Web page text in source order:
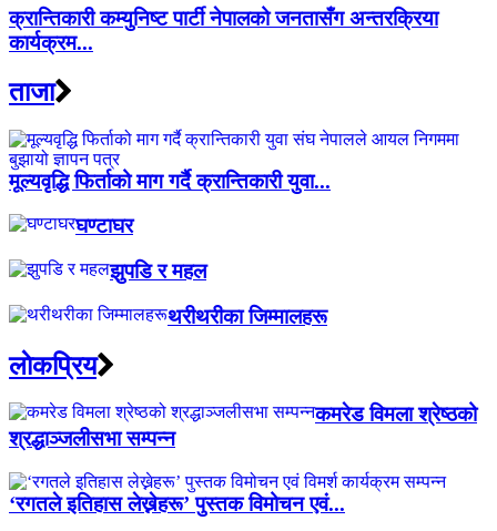
क्रान्तिकारी कम्युनिष्ट पार्टी नेपालको जनतासँग अन्तरक्रिया
कार्यक्रम...
ताजा
मूल्यवृद्धि फिर्ताको माग गर्दै क्रान्तिकारी युवा...
घण्टाघर
झुपडि र महल
थरीथरीका जिम्मालहरू
लाेकप्रिय
कमरेड विमला श्रेष्ठको
श्रद्धाञ्जलीसभा सम्पन्न
‘रगतले इतिहास लेख्नेहरू’ पुस्तक विमोचन एवं...